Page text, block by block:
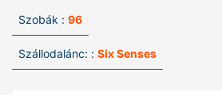
Szobák : 96
Szállodalánc: : Six Senses